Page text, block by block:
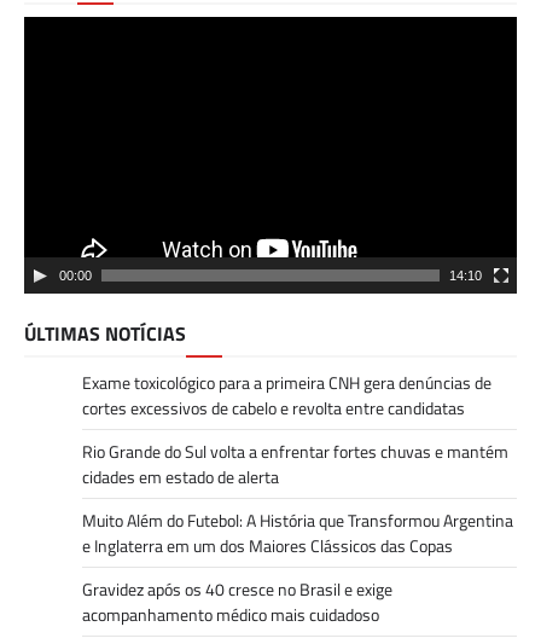
00:00 14:10
ÚLTIMAS NOTÍCIAS
Exame toxicológico para a primeira CNH gera denúncias de
cortes excessivos de cabelo e revolta entre candidatas
Rio Grande do Sul volta a enfrentar fortes chuvas e mantém
cidades em estado de alerta
Muito Além do Futebol: A História que Transformou Argentina
e Inglaterra em um dos Maiores Clássicos das Copas
Gravidez após os 40 cresce no Brasil e exige
acompanhamento médico mais cuidadoso